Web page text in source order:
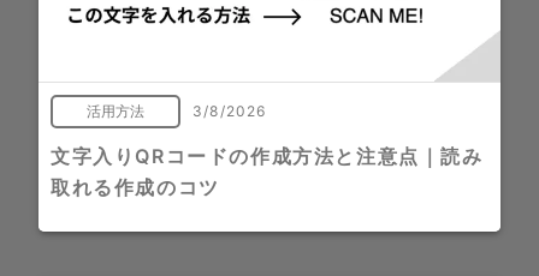
活用方法 3/8/2026
文字入りQRコードの作成方法と注意点｜読み
取れる作成のコツ